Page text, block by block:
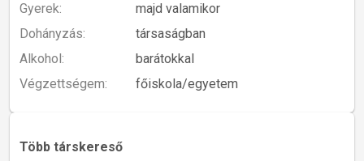
Gyerek:
majd valamikor
Dohányzás:
társaságban
Alkohol:
barátokkal
Végzettségem:
főiskola/egyetem
Több társkereső